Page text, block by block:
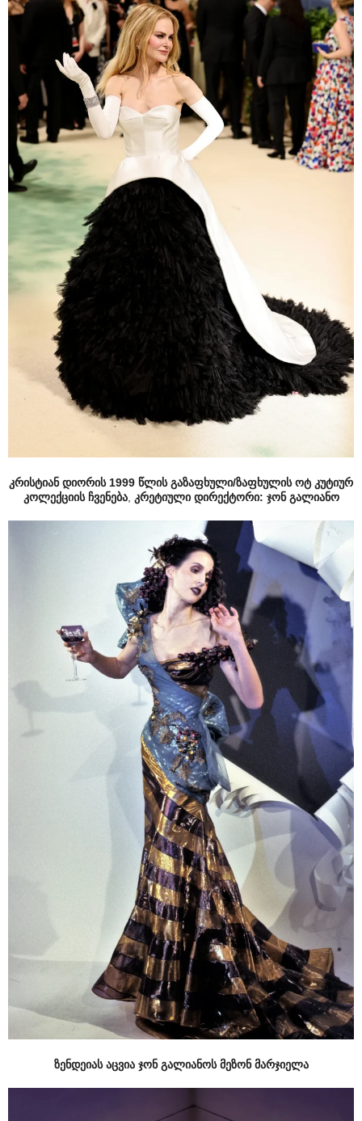
კრისტიან დიორის 1999 წლის გაზაფხული/ზაფხულის ოტ კუტიურ
კოლექციის ჩვენება, კრეტიული დირექტორი: ჯონ გალიანო
ზენდეიას აცვია ჯონ გალიანოს მეზონ მარჯიელა